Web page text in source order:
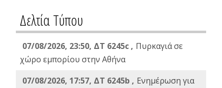
Δελτία Τύπου
07/08/2026, 23:50, ΔΤ 6245c , Πυρκαγιά σε
χώρο εμπορίου στην Αθήνα
07/08/2026, 17:57, ΔΤ 6245b , Ενημέρωση για